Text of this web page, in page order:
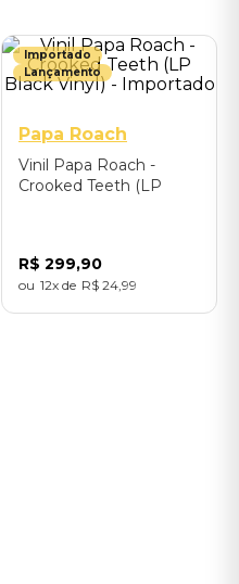
Importado
Lançamento
Papa Roach
Vinil Papa Roach -
Crooked Teeth (LP
R$ 299,90
12 R$ 24 99